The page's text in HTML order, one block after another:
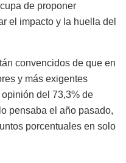
de proponer
el impacto y la huella del
convencidos de que en
y más exigentes
del 73,3% de
pensaba el año pasado,
porcentuales en solo